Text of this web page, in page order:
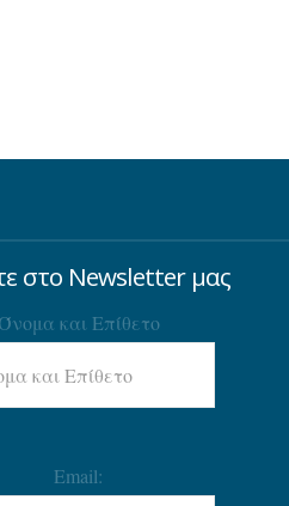
στο Newsletter μας
και Επίθετο
Email: